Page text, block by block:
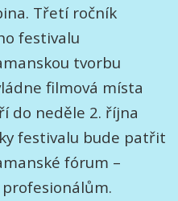
Třetí ročník
festivalu
tvorbu
filmová místa
do neděle 2. října
festivalu bude patřit
fórum –